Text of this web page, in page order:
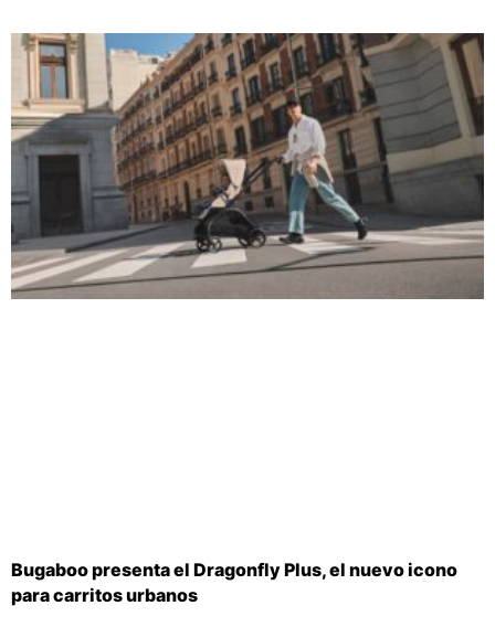
Bugaboo presenta el Dragonfly Plus, el nuevo icono
para carritos urbanos